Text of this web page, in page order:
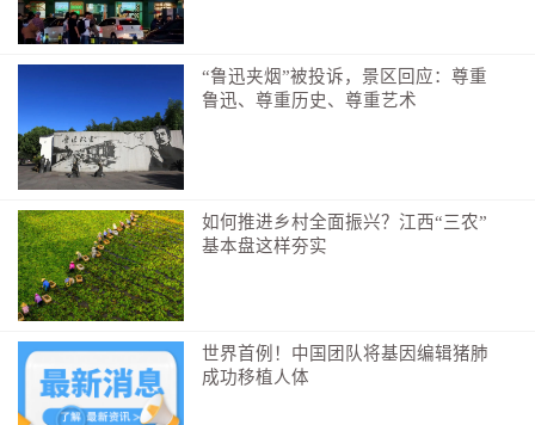
“鲁迅夹烟”被投诉，景区回应：尊重
鲁迅、尊重历史、尊重艺术
如何推进乡村全面振兴？江西“三农”
基本盘这样夯实
世界首例！中国团队将基因编辑猪肺
成功移植人体